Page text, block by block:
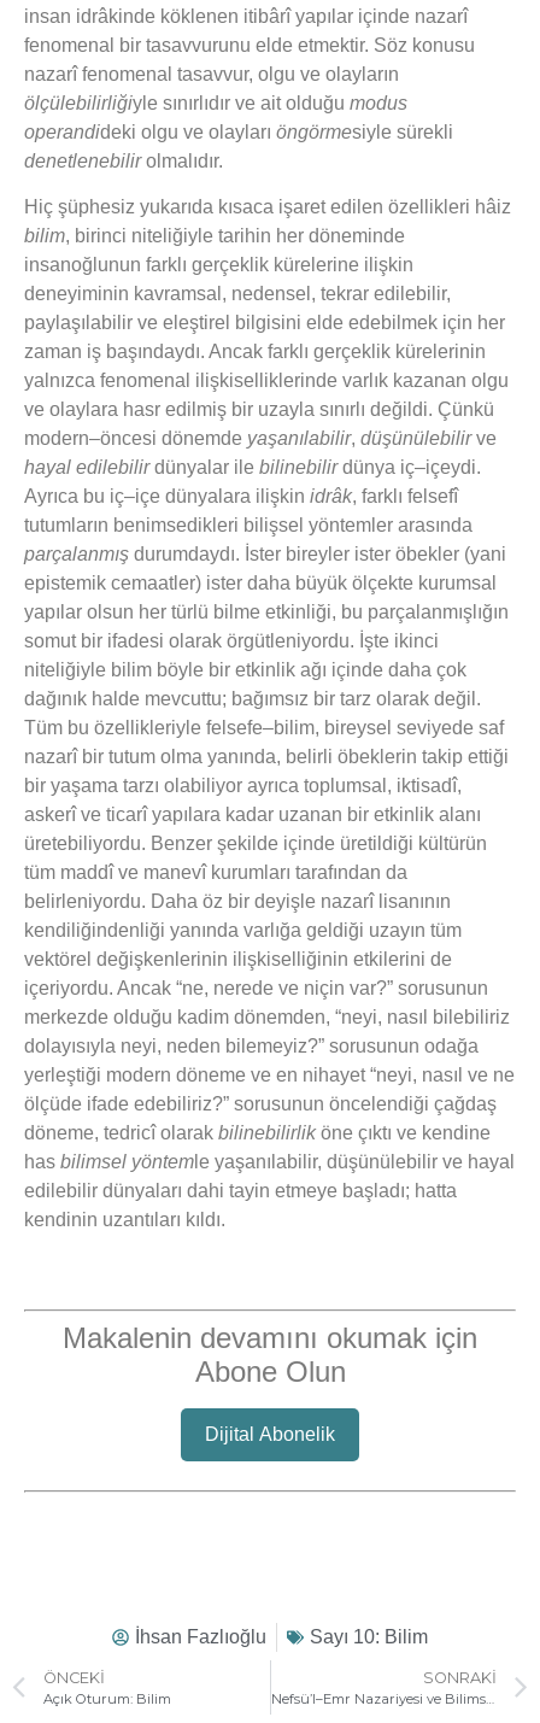
insan idrâkinde köklenen itibârî yapılar içinde nazarî
fenomenal bir tasavvurunu elde etmektir. Söz konusu
nazarî fenomenal tasavvur, olgu ve olayların
ölçülebilirliğiyle sınırlıdır ve ait olduğu modus
operandideki olgu ve olayları öngörmesiyle sürekli
denetlenebilirolmalıdır.
Hiç şüphesiz yukarıda kısaca işaret edilen özellikleri hâiz
bilim, birinci niteliğiyle tarihin her döneminde
insanoğlunun farklı gerçeklik kürelerine ilişkin
deneyiminin kavramsal, nedensel, tekrar edilebilir,
paylaşılabilir ve eleştirel bilgisini elde edebilmek için her
zaman iş başındaydı. Ancak farklı gerçeklik kürelerinin
yalnızca fenomenal ilişkiselliklerinde varlık kazanan olgu
ve olaylara hasr edilmiş bir uzayla sınırlı değildi. Çünkü
modern–öncesi dönemde yaşanılabilir, düşünülebilirve
hayal edilebilirdünyalar ile bilinebilirdünya iç–içeydi.
Ayrıca bu iç–içe dünyalara ilişkin idrâk, farklı felsefî
tutumların benimsedikleri bilişsel yöntemler arasında
parçalanmış durumdaydı. İster bireyler ister öbekler (yani
epistemik cemaatler) ister daha büyük ölçekte kurumsal
yapılar olsun her türlü bilme etkinliği, bu parçalanmışlığın
somut bir ifadesi olarak örgütleniyordu. İşte ikinci
niteliğiyle bilim böyle bir etkinlik ağı içinde daha çok
dağınık halde mevcuttu; bağımsız bir tarz olarak değil.
Tüm bu özellikleriyle felsefe–bilim, bireysel seviyede saf
nazarî bir tutum olma yanında, belirli öbeklerin takip ettiği
bir yaşama tarzı olabiliyor ayrıca toplumsal, iktisadî,
askerî ve ticarî yapılara kadar uzanan bir etkinlik alanı
üretebiliyordu. Benzer şekilde içinde üretildiği kültürün
tüm maddî ve manevî kurumları tarafından da
belirleniyordu. Daha öz bir deyişle nazarî lisanının
kendiliğindenliği yanında varlığa geldiği uzayın tüm
vektörel değişkenlerinin ilişkiselliğinin etkilerini de
içeriyordu. Ancak “ne, nerede ve niçin var?” sorusunun
merkezde olduğu kadim dönemden, “neyi, nasıl bilebiliriz
dolayısıyla neyi, neden bilemeyiz?” sorusunun odağa
yerleştiği modern döneme ve en nihayet “neyi, nasıl ve ne
ölçüde ifade edebiliriz?” sorusunun öncelendiği çağdaş
döneme, tedricî olarak bilinebilirliköne çıktı ve kendine
has bilimsel yöntem le yaşanılabilir, düşünülebilir ve hayal
edilebilir dünyaları dahi tayin etmeye başladı; hatta
kendinin uzantıları kıldı.
Makalenin devamını okumak için
Abone Olun
Dijital Abonelik
İhsan Fazlıoğlu Sayı 10: Bilim
ÖNCEKI
Açık Oturum: Bilim
SONRAKI
Nefsü’l–Emr Nazariyesi ve Bilimsel Bilginin Nesnelliği Sorunu